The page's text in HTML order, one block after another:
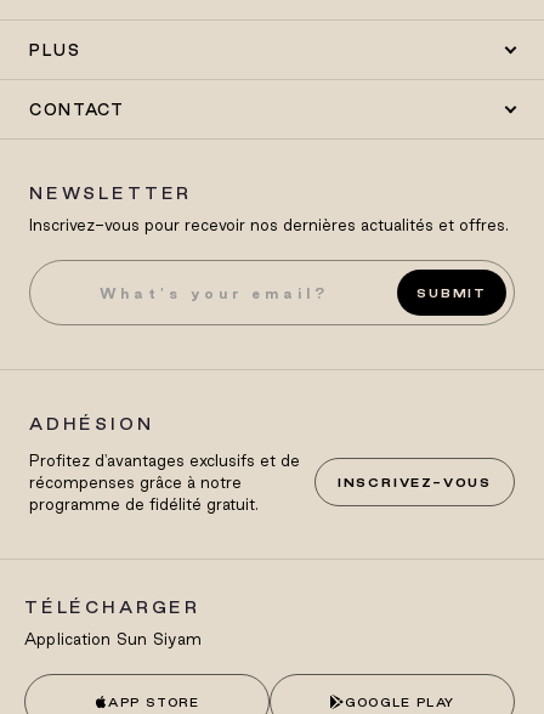
PLUS
CONTACT
NEWSLETTER
Inscrivez-vous pour recevoir nos dernières actualités et offres.
SUBMIT
ADHÉSION
Profitez d'avantages exclusifs et de
récompenses grâce à notre
programme de fidélité gratuit.
INSCRIVEZ-VOUS
TÉLÉCHARGER
Application Sun Siyam
APP STORE GOOGLE PLAY